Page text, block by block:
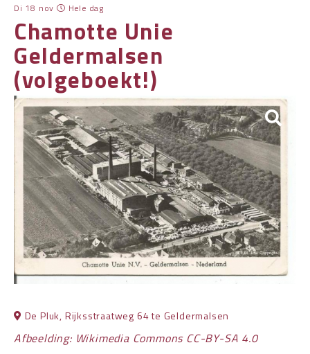
LID WORDEN
CONTACT
Di 18 nov Hele dag
Chamotte Unie
Geldermalsen
(volgeboekt!)
De Pluk, Rijksstraatweg 64 te Geldermalsen
Afbeelding: Wikimedia Commons CC-BY-SA 4.0